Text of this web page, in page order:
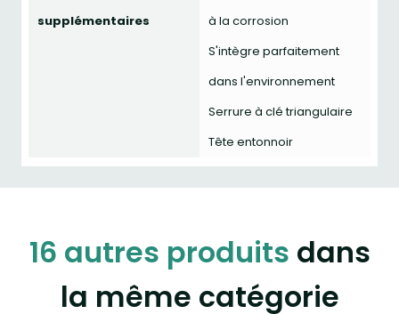
supplémentaires
à la corrosion
S'intègre parfaitement
dans l'environnement
Serrure à clé triangulaire
Tête entonnoir
16 autres produits dans
la même catégorie